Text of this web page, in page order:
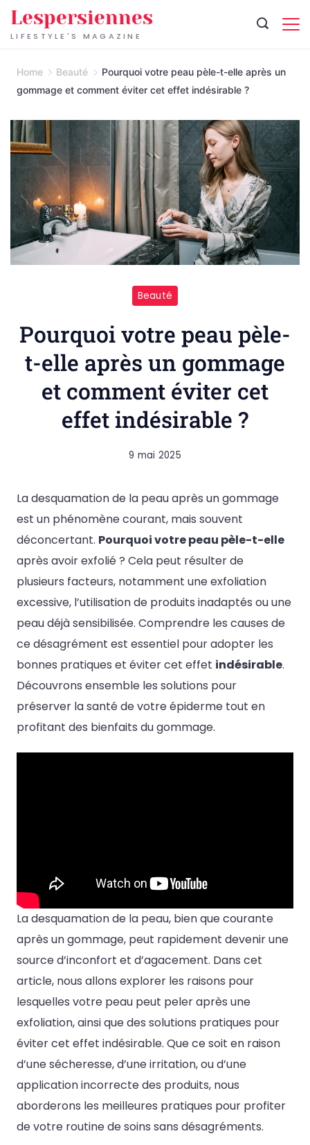
Skip
toLIFESTYLE'S MAGAZINE
Lespersiennes
Home Beauté
Pourquoi votre peau pèle-t-elle après un
gommage et comment éviter cet effet indésirable ?
Beauté
Pourquoi votre peau pèle-
t-elle après un gommage
et comment éviter cet
effet indésirable ?
9 mai 2025
La desquamation de la peau après un gommage
est un phénomène courant, mais souvent
déconcertant. Pourquoi votre peau pèle-t-elle
après avoir exfolié ? Cela peut résulter de
plusieurs facteurs, notamment une exfoliation
excessive, l’utilisation de produits inadaptés ou une
peau déjà sensibilisée. Comprendre les causes de
ce désagrément est essentiel pour adopter les
bonnes pratiques et éviter cet effet indésirable.
Découvrons ensemble les solutions pour
préserver la santé de votre épiderme tout en
profitant des bienfaits du gommage.
La desquamation de la peau, bien que courante
après un gommage, peut rapidement devenir une
source d’inconfort et d’agacement. Dans cet
article, nous allons explorer les raisons pour
lesquelles votre peau peut peler après une
exfoliation, ainsi que des solutions pratiques pour
éviter cet effet indésirable. Que ce soit en raison
d’une sécheresse, d’une irritation, ou d’une
application incorrecte des produits, nous
aborderons les meilleures pratiques pour profiter
de votre routine de soins sans désagréments.